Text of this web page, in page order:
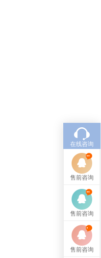
在线咨询
售前咨询
售前咨询
售前咨询